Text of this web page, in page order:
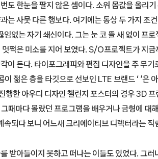
도 한눈을 팔지 않은 셈이다. 소위 몸값을 올리기
는 사뭇 다른 행보다. 여기에는 통상 두 가지 조
없는 자기 쇄신이다. 그는 눈 코 뜰 새 없이 프
쩍은 미소를 지어 보였다. S/O프로젝트가 지금
이 든다. 타이포그래피와 편집 디자인을 주 무기
젊은 층을 타깃으로 선보인 LTE 브랜드 ‘ ’은
행한 아우디 디자인 챌린지 포스터의 경우 3D
때마다 몰랐던 프로그램을 배우거나 금형에 대
속되다 보니 어느새 크리에이티브 디렉터라는 직
받아들이지 못하고 떠나는 이들도 있었다. 그러